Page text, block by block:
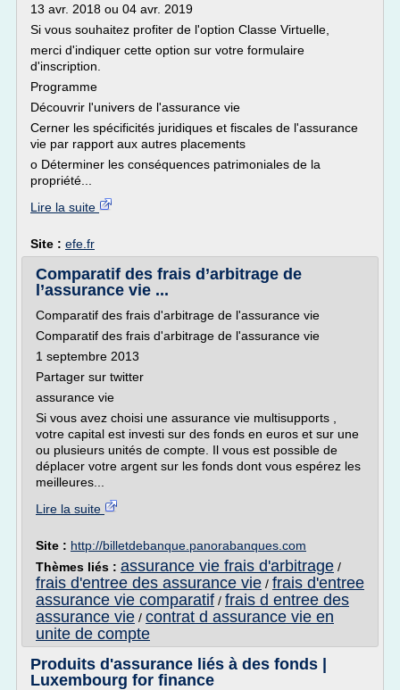
13 avr. 2018 ou 04 avr. 2019
Si vous souhaitez profiter de l'option Classe Virtuelle,
merci d'indiquer cette option sur votre formulaire
d'inscription.
Programme
Découvrir l'univers de l'assurance vie
Cerner les spécificités juridiques et fiscales de l'assurance
vie par rapport aux autres placements
o Déterminer les conséquences patrimoniales de la
propriété...
Lire la suite
Site : efe.fr
Comparatif des frais d’arbitrage de
l’assurance vie ...
Comparatif des frais d'arbitrage de l'assurance vie
Comparatif des frais d'arbitrage de l'assurance vie
1 septembre 2013
Partager sur twitter
assurance vie
Si vous avez choisi une assurance vie multisupports ,
votre capital est investi sur des fonds en euros et sur une
ou plusieurs unités de compte. Il vous est possible de
déplacer votre argent sur les fonds dont vous espérez les
meilleures...
Lire la suite
Site : http://billetdebanque.panorabanques.com
Thèmes liés : assurance vie frais d'arbitrage /
frais d'entree des assurance vie / frais d'entree
assurance vie comparatif / frais d entree des
assurance vie / contrat d assurance vie en
unite de compte
Produits d'assurance liés à des fonds |
Luxembourg for finance